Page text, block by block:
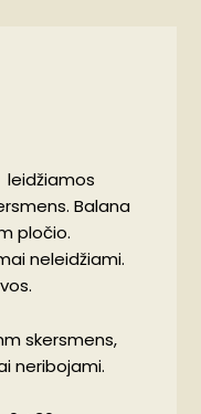
Balana
pločio.
neleidžiami.
skersmens,
neribojami.